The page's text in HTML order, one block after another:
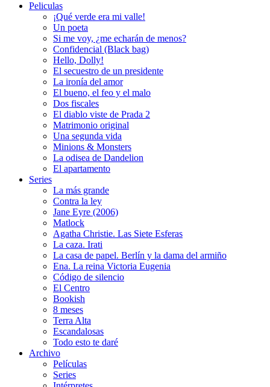
Peliculas
¡Qué verde era mi valle!
Un poeta
Si me voy, ¿me echarán de menos?
Confidencial (Black bag)
Hello, Dolly!
El secuestro de un presidente
La ironía del amor
El bueno, el feo y el malo
Dos fiscales
El diablo viste de Prada 2
Matrimonio original
Una segunda vida
Minions & Monsters
La odisea de Dandelion
El apartamento
Series
La más grande
Contra la ley
Jane Eyre (2006)
Matlock
Agatha Christie. Las Siete Esferas
La caza. Irati
La casa de papel. Berlín y la dama del armiño
Ena. La reina Victoria Eugenia
Código de silencio
El Centro
Bookish
8 meses
Terra Alta
Escandalosas
Todo esto te daré
Archivo
Películas
Series